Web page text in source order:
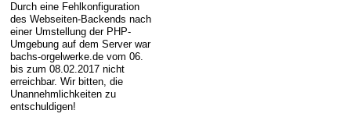
Durch eine Fehlkonfiguration
des Webseiten-Backends nach
einer Umstellung der PHP-
Umgebung auf dem Server war
bachs-orgelwerke.de vom 06.
bis zum 08.02.2017 nicht
erreichbar. Wir bitten, die
Unannehmlichkeiten zu
entschuldigen!